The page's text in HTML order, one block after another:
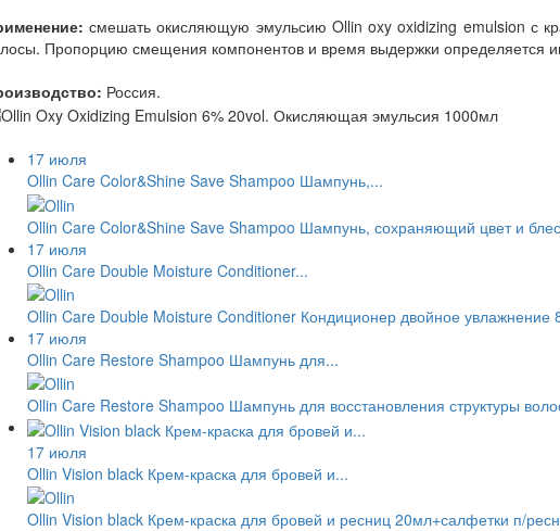
смешать окисляющую эмульсию Ollin oxy oxidizing emulsion с
Пропорцию смещения компонентов и время выдержки определяется
Россия.
17 июля
Ollin Care Color&Shine Save Shampoo Шампунь,...
Ollin Care Color&Shine Save Shampoo Шампунь, сохраняющий цвет и
17 июля
Ollin Care Double Moisture Conditioner...
Ollin Care Double Moisture Conditioner Кондиционер двойное увлажнение
17 июля
Ollin Care Restore Shampoo Шампунь для...
Ollin Care Restore Shampoo Шампунь для восстановления структуры
17 июля
Ollin Vision black Крем-краска для бровей и...
Ollin Vision black Крем-краска для бровей и ресниц 20мл+салфетки п/